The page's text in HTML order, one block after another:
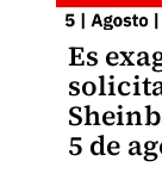
Es
5 de